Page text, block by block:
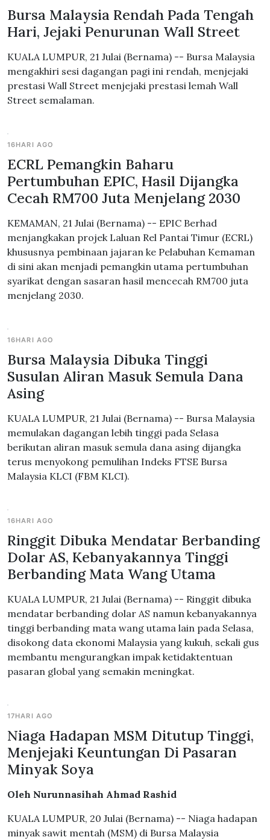
Bursa Malaysia Rendah Pada Tengah
Hari, Jejaki Penurunan Wall Street
KUALA LUMPUR, 21 Julai (Bernama) -- Bursa Malaysia
mengakhiri sesi dagangan pagi ini rendah, menjejaki
prestasi Wall Street menjejaki prestasi lemah Wall
Street semalaman.
16HARI AGO
ECRL Pemangkin Baharu
Pertumbuhan EPIC, Hasil Dijangka
Cecah RM700 Juta Menjelang 2030
KEMAMAN, 21 Julai (Bernama) -- EPIC Berhad
menjangkakan projek Laluan Rel Pantai Timur (ECRL)
khususnya pembinaan jajaran ke Pelabuhan Kemaman
di sini akan menjadi pemangkin utama pertumbuhan
syarikat dengan sasaran hasil mencecah RM700 juta
menjelang 2030.
16HARI AGO
Bursa Malaysia Dibuka Tinggi
Susulan Aliran Masuk Semula Dana
Asing
KUALA LUMPUR, 21 Julai (Bernama) -- Bursa Malaysia
memulakan dagangan lebih tinggi pada Selasa
berikutan aliran masuk semula dana asing dijangka
terus menyokong pemulihan Indeks FTSE Bursa
Malaysia KLCI (FBM KLCI).
16HARI AGO
Ringgit Dibuka Mendatar Berbanding
Dolar AS, Kebanyakannya Tinggi
Berbanding Mata Wang Utama
KUALA LUMPUR, 21 Julai (Bernama) -- Ringgit dibuka
mendatar berbanding dolar AS namun kebanyakannya
tinggi berbanding mata wang utama lain pada Selasa,
disokong data ekonomi Malaysia yang kukuh, sekali gus
membantu mengurangkan impak ketidaktentuan
pasaran global yang semakin meningkat.
17HARI AGO
Niaga Hadapan MSM Ditutup Tinggi,
Menjejaki Keuntungan Di Pasaran
Minyak Soya
Oleh Nurunnasihah Ahmad Rashid
KUALA LUMPUR, 20 Julai (Bernama) -- Niaga hadapan
minyak sawit mentah (MSM) di Bursa Malaysia